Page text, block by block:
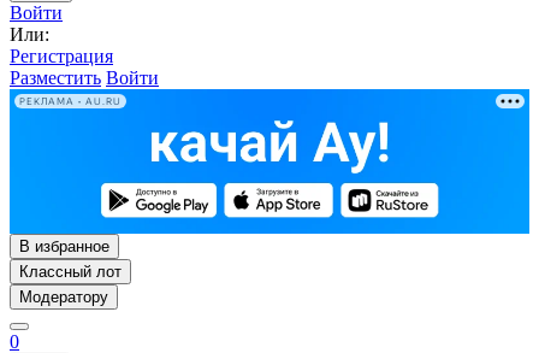
Войти
Или:
Регистрация
Разместить Войти
РЕКЛАМА • AU.RU
В избранное
Классный лот
Модератору
0